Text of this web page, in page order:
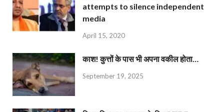
attempts to silence independent
media
April 15, 2020
काश! कुत्तों के पास भी अपना वकील होता…
September 19, 2025